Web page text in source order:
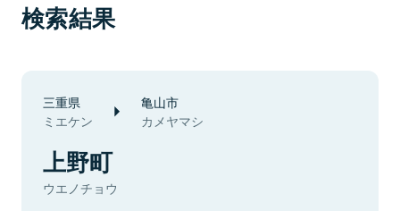
検索結果
三重県
ミエケン
亀山市
カメヤマシ
上野町
ウエノチョウ